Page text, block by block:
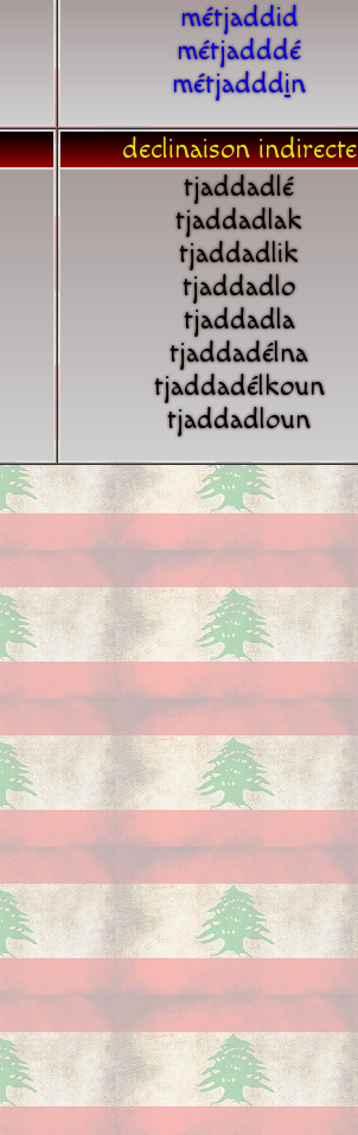
métjaddid
métjadddé
métjadddin
declinaison indirecte
tjaddadlé
tjaddadlak
tjaddadlik
tjaddadlo
tjaddadla
tjaddadélna
tjaddadélkoun
tjaddadloun